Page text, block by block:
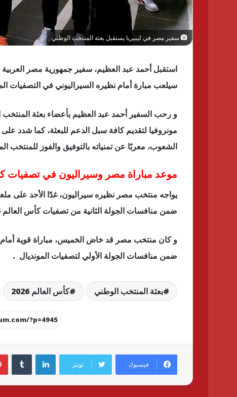
سفير مصر في ليبيريا يستقبل بعثة المنتخب الوطني
استقبل أحمد عبد العظيم، سفير جمهورية مصر العربية
سيلعب مبارة أمام نظيره السيراليوني في التصفيات المؤهلة لكأس العالم
و رحب السفير أحمد عبد العظيم بأعضاء بعثة
مونروفيا لتقديم كافة سبل الدعم للبعثة، كما شدد على
الشعوب، معربًا عن تمنياته بالتوفيق والفوز للمنتخب
موعد مباراة مصر وسيراليون في تصفيات كأس
يواجه منتخب مصر نظيره سيراليون، غدًا الأحد على
ضمن منافسات الجولة الثانية من تصفيات كأس العالم 2026 .
و كان منتخب مصر قد خاض الخميس، مباراة قوية أمام
ضمن منافسات الجولة الأولي لتصفيات المونديال .
بعثة المنتخب الوطني كأس العالم 2026
فيسبوك تويتر
لينكدإن